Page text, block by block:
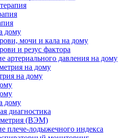
дому
мочи и кала на дому
и резус фактора
артериального давления на дому
на дому
на дому
дому
диагностика
(ВЭМ)
плече-лодыжечного индекса